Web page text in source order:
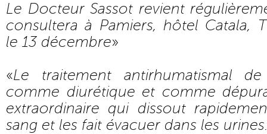
Le Docteur Sassot revient
consultera à Pamiers, hôtel Catala,
le 13 décembre»
«Le traitement antirhumatismal de
comme diurétique et comme
extraordinaire qui dissout
sang et les fait évacuer dans les